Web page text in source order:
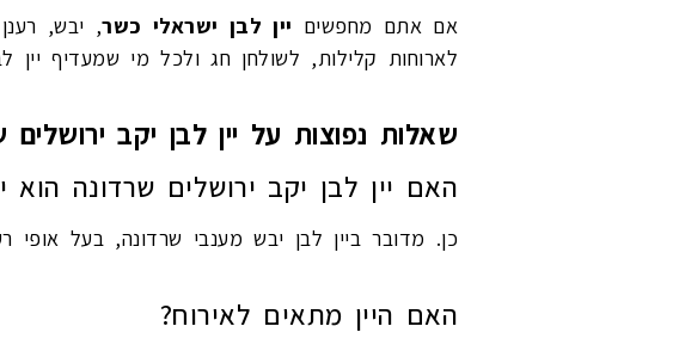
אם אתם מחפשים יין לבן ישראלי כשר, יבש,
לארוחות קלילות, לשולחן חג ולכל מי שמעדיף יין
שאלות נפוצות על יין לבן יקב ירושלים
האם יין לבן יקב ירושלים שרדונה הוא
כן. מדובר ביין לבן יבש מענבי שרדונה, בעל אופי
האם היין מתאים לאירוח?